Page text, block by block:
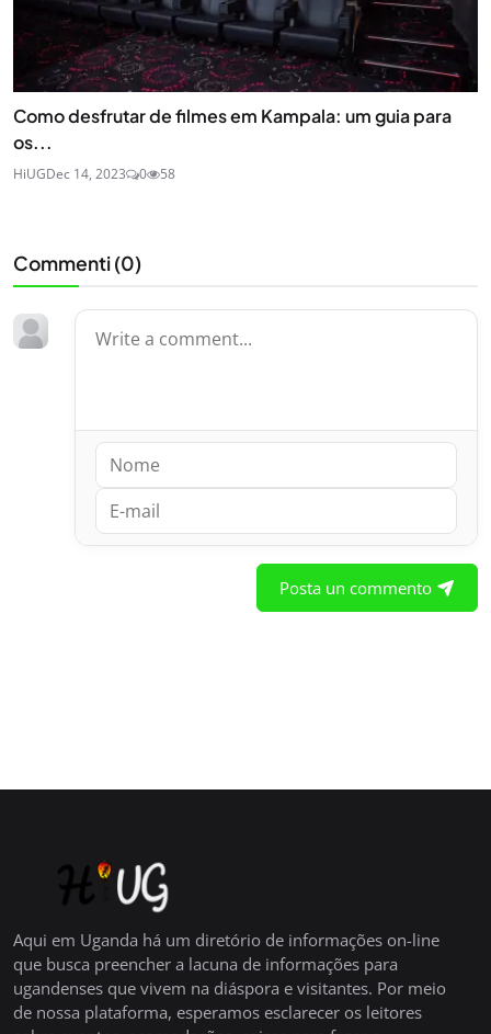
Como desfrutar de filmes em Kampala: um guia para
os...
HiUGDec 14, 2023 0 58
Commenti (0)
Posta un commento
Aqui em Uganda há um diretório de informações on-line
que busca preencher a lacuna de informações para
ugandenses que vivem na diáspora e visitantes. Por meio
de nossa plataforma, esperamos esclarecer os leitores